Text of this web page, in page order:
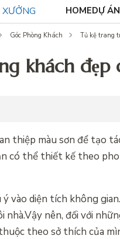
HOMEDỰ ÁN
Góc Phòng Khách Tủ kệ trang
khách đẹp
thiệp màu sơn để tạo
có thể thiết kế theo
vào diện tích không
nên, đối với
theo sở thích của